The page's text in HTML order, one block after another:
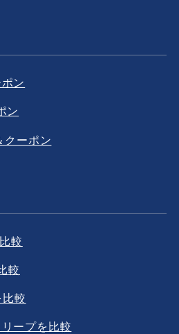
ン
ン
クーポン
較
較
較
ープを比較